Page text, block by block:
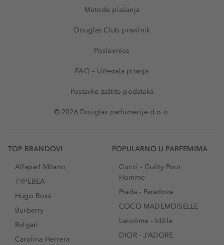
Metode plaćanja
Douglas Club pravilnik
Poslovnice
FAQ – Učestala pitanja
Postavke zaštite podataka
© 2026 Douglas parfumerije d.o.o.
TOP BRANDOVI
Alfaparf Milano
TYPEBEA
Hugo Boss
Burberry
Bvlgari
Carolina Herrera
POPULARNO U PARFEMIMA
Gucci - Guilty Pour
Homme
Prada - Paradoxe
COCO MADEMOISELLE
Lancôme - Idôle
DIOR - J’ADORE